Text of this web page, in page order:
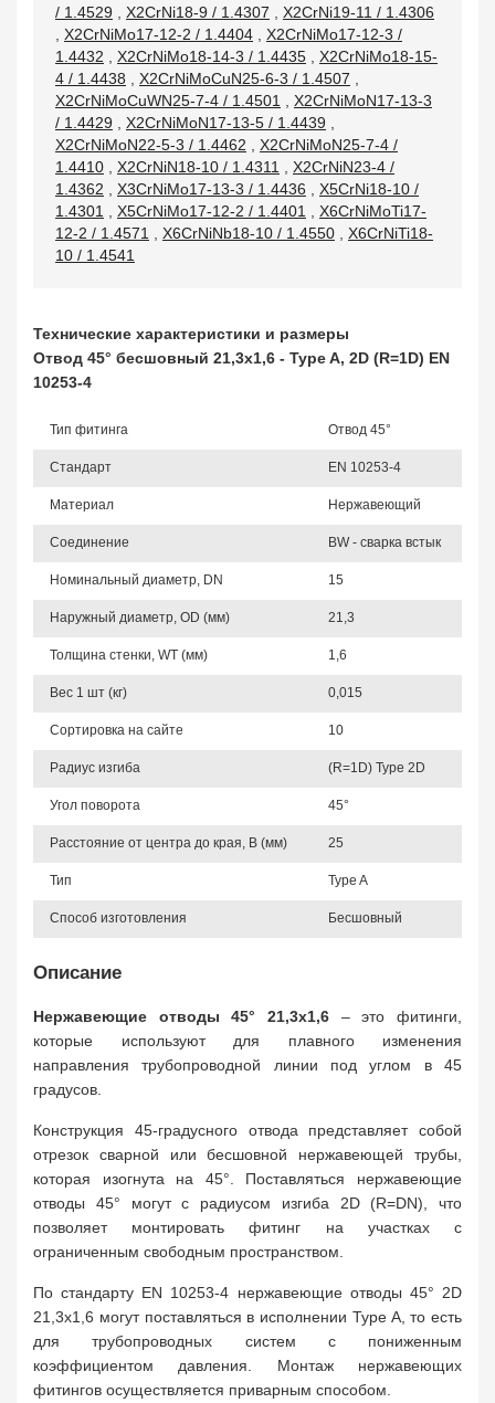
/ 1.4529
X2CrNi18-9 / 1.4307
X2CrNi19-11 / 1.4306
X2CrNiMo17-12-2 / 1.4404
X2CrNiMo17-12-3 /
1.4432
X2CrNiMo18-14-3 / 1.4435
X2CrNiMo18-15-
4 / 1.4438
X2CrNiMoCuN25-6-3 / 1.4507
X2CrNiMoCuWN25-7-4 / 1.4501
X2CrNiMoN17-13-3
/ 1.4429
X2CrNiMoN17-13-5 / 1.4439
X2CrNiMoN22-5-3 / 1.4462
X2CrNiMoN25-7-4 /
1.4410
X2CrNiN18-10 / 1.4311
X2CrNiN23-4 /
1.4362
X3CrNiMo17-13-3 / 1.4436
X5CrNi18-10 /
1.4301
X5CrNiMo17-12-2 / 1.4401
X6CrNiMoTi17-
12-2 / 1.4571
X6CrNiNb18-10 / 1.4550
X6CrNiTi18-
10 / 1.4541
Технические характеристики и размеры
Отвод 45° бесшовный 21,3х1,6 - Type A, 2D (R=1D) EN
10253-4
Тип фитинга Отвод 45°
Стандарт EN 10253-4
Материал Нержавеющий
Соединение BW - сварка встык
Номинальный диаметр, DN 15
Наружный диаметр, OD (мм) 21,3
Толщина стенки, WT (мм) 1,6
Вес 1 шт (кг) 0,015
Сортировка на сайте 10
Радиус изгиба (R=1D) Type 2D
Угол поворота 45°
Расстояние от центра до края, B (мм) 25
Тип Type A
Способ изготовления Бесшовный
Описание
Нержавеющие отводы 45° 21,3х1,6 – это фитинги,
которые используют для плавного изменения
направления трубопроводной линии под углом в 45
градусов.
Конструкция 45-градусного отвода представляет собой
отрезок сварной или бесшовной нержавеющей трубы,
которая изогнута на 45°. Поставляться нержавеющие
отводы 45° могут с радиусом изгиба 2D (R=DN), что
позволяет монтировать фитинг на участках с
ограниченным свободным пространством.
По стандарту EN 10253-4 нержавеющие отводы 45° 2D
21,3х1,6 могут поставляться в исполнении Type A, то есть
для трубопроводных систем с пониженным
коэффициентом давления. Монтаж нержавеющих
фитингов осуществляется приварным способом.